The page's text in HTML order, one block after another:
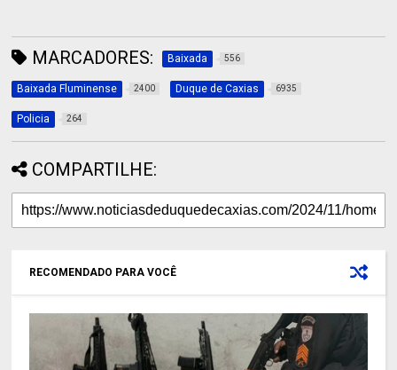
MARCADORES: Baixada 556
Baixada Fluminense 2400 Duque de Caxias 6935
Policia 264
COMPARTILHE:
RECOMENDADO PARA VOCÊ